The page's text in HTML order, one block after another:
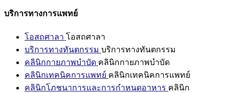
บริการทางการแพทย์
โอสถศาลา โอสถศาลา
บริการทางทันตกรรม บริการทางทันตกรรม
คลินิกกายภาพบำบัด คลินิกกายภาพบำบัด
คลินิกเทคนิคการแพทย์ คลินิกเทคนิคการแพทย์
คลินิกโภชนาการและการกำหนดอาหาร คลินิก